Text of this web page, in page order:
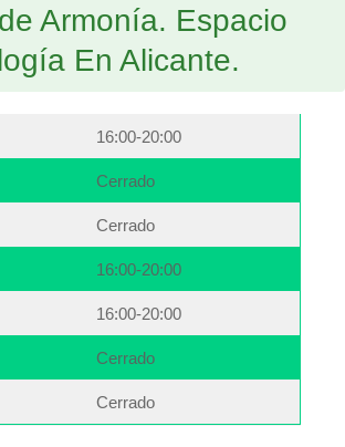
Armonía. Espacio
En Alicante.
16:00-20:00
Cerrado
Cerrado
16:00-20:00
16:00-20:00
Cerrado
Cerrado